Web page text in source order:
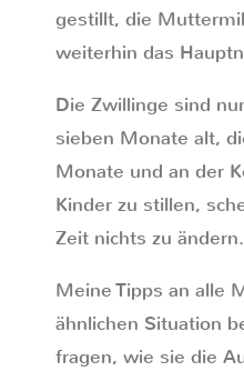
gestillt, die
weiterhin das
Die Zwillinge sind
sieben Monate alt,
Monate und an der
Kinder zu stillen,
Zeit nichts zu ändern.
Meine Tipps an alle
ähnlichen Situation
fragen, wie sie die